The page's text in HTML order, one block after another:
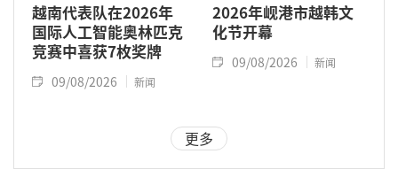
越南代表队在2026年
国际人工智能奥林匹克
竞赛中喜获7枚奖牌
09/08/2026 新闻
2026年岘港市越韩文
化节开幕
09/08/2026 新闻
更多